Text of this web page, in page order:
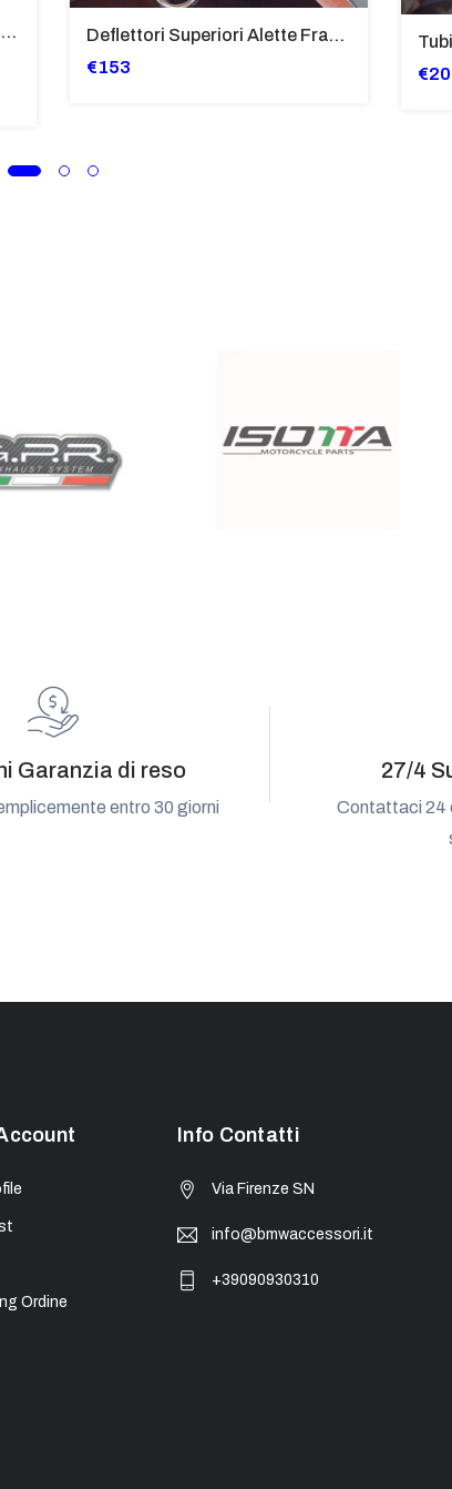
SUPPORTO PARAFANGO POSTERIORE BMW F900XR
Deflettori Superiori Alette Frangivento Bmw K 1600 Gtl (2017>) - Bugger - Grand America Fumè Scuro - SP8023-FS-K1600GTL
€153
Garanzia di reso
entro 30 giorni
27/4
Contattaci 24
Ordine
Info Contatti
Via Firenze SN
info@bmwaccessori.it
+39090930310